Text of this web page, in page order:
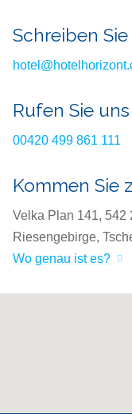
Schreiben
Rufen Sie
00420 499 861 111
Kommen Sie
Velka Plan 141, 542
Riesengebirge,
Wo genau ist es?